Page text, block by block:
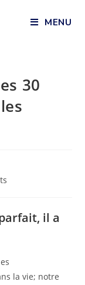
MENU
30
il a
la vie; notre